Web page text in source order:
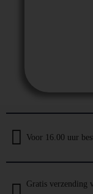
Voor 16.00 uur
Gratis